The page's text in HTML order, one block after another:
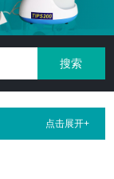
点击展开+